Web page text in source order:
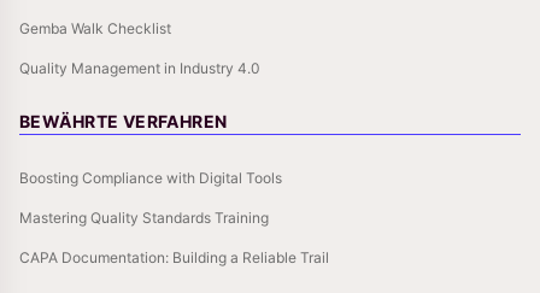
Gemba Walk Checklist
Quality Management in Industry 4.0
BEWÄHRTE VERFAHREN
Boosting Compliance with Digital Tools
Mastering Quality Standards Training
CAPA Documentation: Building a Reliable Trail